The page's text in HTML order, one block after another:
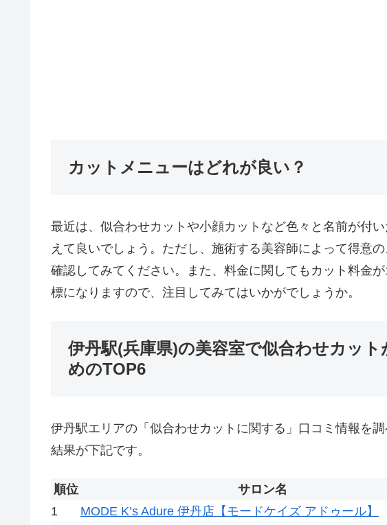
カットメニューはどれが良い？
最近は、似合わせカットや小顔カットなど色々と名前が付
えて良いでしょう。ただし、施術する美容師によって得意
確認してみてください。また、料金に関してもカット料金
標になりますので、注目してみてはいかがでしょうか。
伊丹駅(兵庫県)の美容室で似合わせカッ
めのTOP6
伊丹駅エリアの「似合わせカットに関する」口コミ情報を調
結果が下記です。
順位 サロン名
1
MODE K’s Adure 伊丹店【モードケイズ アドゥール】